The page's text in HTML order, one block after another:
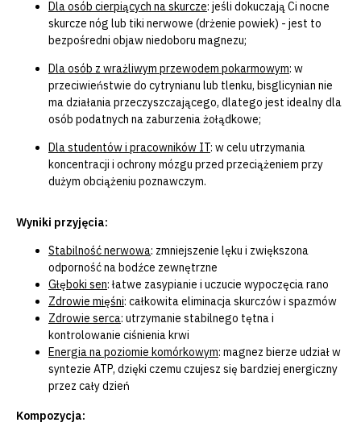
Dla osób cierpiących na skurcze: jeśli dokuczają Ci nocne
skurcze nóg lub tiki nerwowe (drżenie powiek) - jest to
bezpośredni objaw niedoboru magnezu;
Dla osób z wrażliwym przewodem pokarmowym: w
przeciwieństwie do cytrynianu lub tlenku, bisglicynian nie
ma działania przeczyszczającego, dlatego jest idealny dla
osób podatnych na zaburzenia żołądkowe;
Dla studentów i pracowników IT: w celu utrzymania
koncentracji i ochrony mózgu przed przeciążeniem przy
dużym obciążeniu poznawczym.
Wyniki przyjęcia:
Stabilność nerwowa: zmniejszenie lęku i zwiększona
odporność na bodźce zewnętrzne
Głęboki sen:łatwe zasypianie i uczucie wypoczęcia rano
Zdrowie mięśni: całkowita eliminacja skurczów i spazmów
Zdrowie serca: utrzymanie stabilnego tętna i
kontrolowanie ciśnienia krwi
Energia na poziomie komórkowym: magnez bierze udział w
syntezie ATP, dzięki czemu czujesz się bardziej energiczny
przez cały dzień
Kompozycja: